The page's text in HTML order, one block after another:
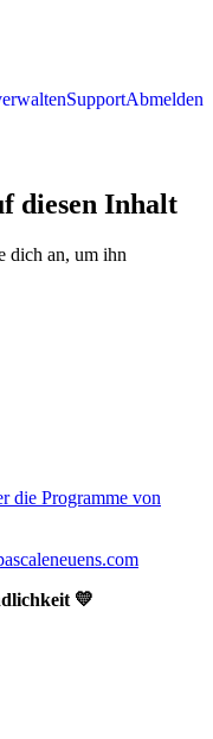
SupportAbmelden
diesen Inhalt
dich an, um ihn
die Programme von
💛